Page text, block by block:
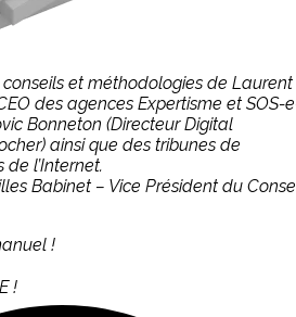
et méthodologies de Laurent
des agences Expertisme et SOS-
Bonneton (Directeur Digital
ainsi que des tribunes de
l’Internet.
Babinet – Vice Président du
!
!